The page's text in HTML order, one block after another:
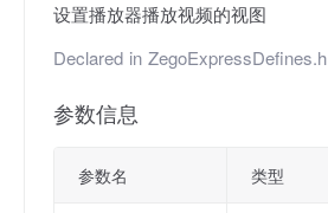
设置播放器播放视频的视图
Declared in ZegoExpressDefines.h
参数信息
参数名 类型